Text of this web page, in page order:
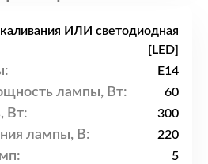
ИЛИ светодиодная
[LED]
E14
лампы, Вт: 60
Вт: 300
лампы, В: 220
5